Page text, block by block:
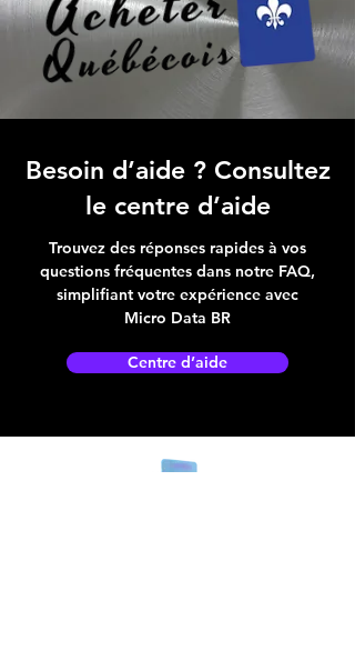
Besoin d’aide ? Consultez
le centre d’aide
Trouvez des réponses rapides à vos
questions fréquentes dans notre FAQ,
simplifiant votre expérience avec
Micro Data BR
Centre d’aide